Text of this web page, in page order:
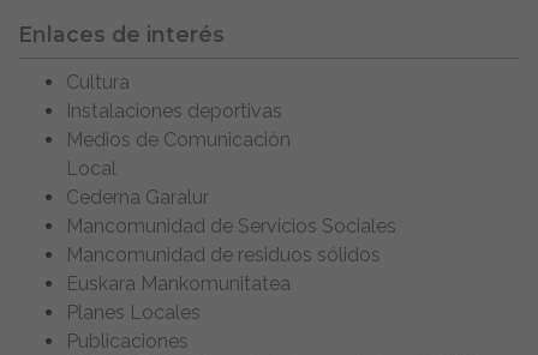
Enlaces de interés
Cultura
Instalaciones deportivas
Medios de Comunicación
Local
Cederna Garalur
Mancomunidad de Servicios Sociales
Mancomunidad de residuos sólidos
Euskara Mankomunitatea
Planes Locales
Publicaciones